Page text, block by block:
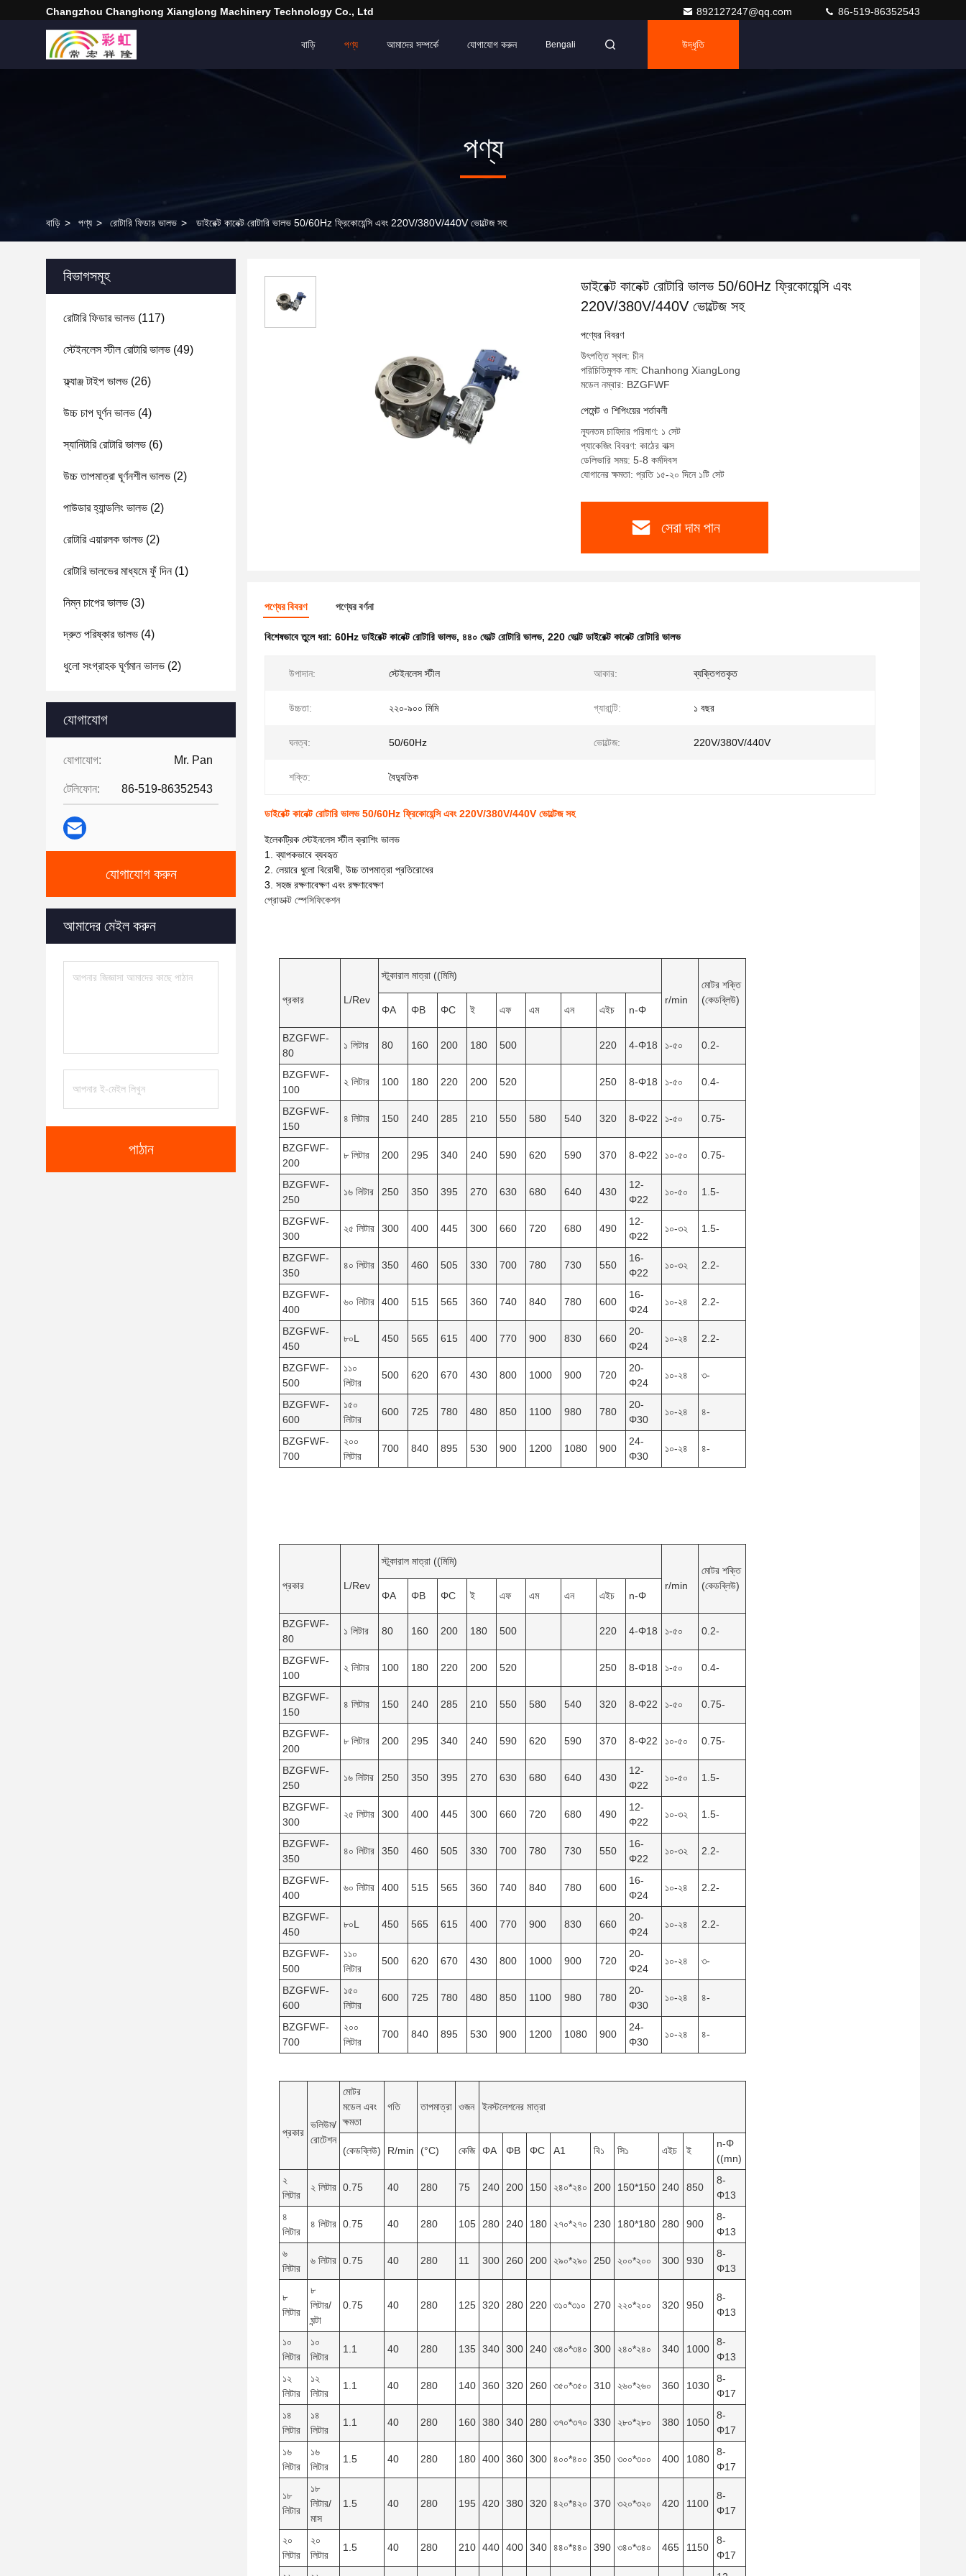
Changzhou Changhong Xianglong Machinery Technology Co., Ltd 892127247@qq.com 86-519-86352543
বাড়ি পণ্য আমাদের সম্পর্কে যোগাযোগ করুন Bengali উদ্ধৃতি
পণ্য
বাড়ি > পণ্য > রোটারি ফিডার ভালভ > ডাইরেক্ট কানেক্ট রোটারি ভালভ 50/60Hz ফ্রিকোয়েন্সি এবং 220V/380V/440V ভোল্টেজ সহ
বিভাগসমূহ
রোটারি ফিডার ভালভ (117)
স্টেইনলেস স্টীল রোটারি ভালভ (49)
ফ্ল্যাঞ্জ টাইপ ভালভ (26)
উচ্চ চাপ ঘূর্ণন ভালভ (4)
স্যানিটারি রোটারি ভালভ (6)
উচ্চ তাপমাত্রা ঘূর্ণনশীল ভালভ (2)
পাউডার হ্যান্ডলিং ভালভ (2)
রোটারি এয়ারলক ভালভ (2)
রোটারি ভালভের মাধ্যমে ফুঁ দিন(1)
নিম্ন চাপের ভালভ (3)
দ্রুত পরিষ্কার ভালভ (4)
ধুলো সংগ্রাহক ঘূর্ণমান ভালভ (2)
যোগাযোগ
যোগাযোগ: Mr. Pan
টেলিফোন: 86-519-86352543
যোগাযোগ করুন
আমাদের মেইল ​​করুন
পাঠান
ডাইরেক্ট কানেক্ট রোটারি ভালভ 50/60Hz ফ্রিকোয়েন্সি এবং
220V/380V/440V ভোল্টেজ সহ
পণ্যের বিবরণ
উৎপত্তি স্থল: চীন
পরিচিতিমুলক নাম: Chanhong XiangLong
মডেল নম্বার: BZGFWF
পেমেন্ট ও শিপিংয়ের শর্তাবলী
ন্যূনতম চাহিদার পরিমাণ: ১ সেট
প্যাকেজিং বিবরণ: কাঠের বাক্স
ডেলিভারি সময়: 5-8 কর্মদিবস
যোগানের ক্ষমতা: প্রতি ১৫-২০ দিনে ১টি সেট
সেরা দাম পান
পণ্যের বিবরণ পণ্যের বর্ণনা
বিশেষভাবে তুলে ধরা: 60Hz ডাইরেক্ট কানেক্ট রোটারি ভালভ, ৪৪০ ভোল্ট রোটারি ভালভ, 220 ভোল্ট ডাইরেক্ট কানেক্ট রোটারি ভালভ
উপাদান: স্টেইনলেস স্টীল আকার: ব্যক্তিগতকৃত
উচ্চতা: ২২০-৯০০ মিমি গ্যারান্টি: ১ বছর
ঘনত্ব: 50/60Hz ভোল্টেজ: 220V/380V/440V
শক্তি: বৈদ্যুতিক
ডাইরেক্ট কানেক্ট রোটারি ভালভ 50/60Hz ফ্রিকোয়েন্সি এবং 220V/380V/440V ভোল্টেজ সহ
ইলেকট্রিক স্টেইনলেস স্টীল ক্রাশিং ভালভ
1. ব্যাপকভাবে ব্যবহৃত
2. লেয়ারে ধুলো বিরোধী, উচ্চ তাপমাত্রা প্রতিরোধের
3. সহজ রক্ষণাবেক্ষণ এবং রক্ষণাবেক্ষণ
প্রোডাক্ট স্পেসিফিকেশন
প্রকার L/Rev
স্টুকারাল মাত্রা ((মিমি)
r/min
মোটর শক্তি
(কেডব্লিউ)
ΦA
ΦB ΦC ই এফ এম এন এইচ n-Φ
BZGFWF-
80
১ লিটার 80 160 200 180 500 220 4-Φ18 ১-৫০ 0.2-
BZGFWF-
100
২ লিটার 100 180 220 200 520 250 8-Φ18 ১-৫০ 0.4-
BZGFWF-
150
৪ লিটার 150 240 285 210 550 580 540 320 8-Φ22 ১-৫০ 0.75-
BZGFWF-
200
৮ লিটার 200 295 340 240 590 620 590 370 8-Φ22 ১০-৫০ 0.75-
BZGFWF-
250
১৬ লিটার 250 350 395 270 630 680 640 430
12-
Φ22
১০-৫০ 1.5-
BZGFWF-
300
২৫ লিটার 300 400 445 300 660 720 680 490
12-
Φ22
১০-৩২ 1.5-
BZGFWF-
350
৪০ লিটার 350 460 505 330 700 780 730 550
16-
Φ22
১০-৩২ 2.2-
BZGFWF-
400
৬০ লিটার 400 515 565 360 740 840 780 600
16-
Φ24
১০-২৪ 2.2-
BZGFWF-
450
৮০L 450 565 615 400 770 900 830 660
20-
Φ24
১০-২৪ 2.2-
BZGFWF-
500
১১০
লিটার
500 620 670 430 800 1000 900 720
20-
Φ24
১০-২৪ ৩-
BZGFWF-
600
১৫০
লিটার
600 725 780 480 850 1100 980 780
20-
Φ30
১০-২৪ ৪-
BZGFWF-
700
২০০
লিটার
700 840 895 530 900 1200 1080 900
24-
Φ30
১০-২৪ ৪-
প্রকার L/Rev
স্টুকারাল মাত্রা ((মিমি)
r/min
মোটর শক্তি
(কেডব্লিউ)
ΦA
ΦB ΦC ই এফ এম এন এইচ n-Φ
BZGFWF-
80
১ লিটার 80 160 200 180 500 220 4-Φ18 ১-৫০ 0.2-
BZGFWF-
100
২ লিটার 100 180 220 200 520 250 8-Φ18 ১-৫০ 0.4-
BZGFWF-
150
৪ লিটার 150 240 285 210 550 580 540 320 8-Φ22 ১-৫০ 0.75-
BZGFWF-
200
৮ লিটার 200 295 340 240 590 620 590 370 8-Φ22 ১০-৫০ 0.75-
BZGFWF-
250
১৬ লিটার 250 350 395 270 630 680 640 430
12-
Φ22
১০-৫০ 1.5-
BZGFWF-
300
২৫ লিটার 300 400 445 300 660 720 680 490
12-
Φ22
১০-৩২ 1.5-
BZGFWF-
350
৪০ লিটার 350 460 505 330 700 780 730 550
16-
Φ22
১০-৩২ 2.2-
BZGFWF-
400
৬০ লিটার 400 515 565 360 740 840 780 600
16-
Φ24
১০-২৪ 2.2-
BZGFWF-
450
৮০L 450 565 615 400 770 900 830 660
20-
Φ24
১০-২৪ 2.2-
BZGFWF-
500
১১০
লিটার
500 620 670 430 800 1000 900 720
20-
Φ24
১০-২৪ ৩-
BZGFWF-
600
১৫০
লিটার
600 725 780 480 850 1100 980 780
20-
Φ30
১০-২৪ ৪-
BZGFWF-
700
২০০
লিটার
700 840 895 530 900 1200 1080 900
24-
Φ30
১০-২৪ ৪-
প্রকার
ভলিউম/
রোটেশন
মোটর
মডেল এবং
ক্ষমতা
গতি তাপমাত্রা ওজন ইনস্টলেশনের মাত্রা
(কেডব্লিউ) R/min (°C) কেজি ΦA ΦB ΦC A1 বি১ সি১ এইচ ই
n-Φ
((mn)
২
লিটার
২ লিটার 0.75 40 280 75 240 200 150 ২৪০*২৪০ 200 150*150 240 850
8-
Φ13
৪
লিটার
৪ লিটার 0.75 40 280 105 280 240 180 ২৭০*২৭০ 230 180*180 280 900
8-
Φ13
৬
লিটার
৬ লিটার 0.75 40 280 11 300 260 200 ২৯০*২৯০ 250 ২০০*২০০ 300 930
8-
Φ13
৮
লিটার
৮
লিটার/
ঘন্টা
0.75 40 280 125 320 280 220 ৩১০*৩১০ 270 ২২০*২০০ 320 950
8-
Φ13
১০
লিটার
১০
লিটার
1.1 40 280 135 340 300 240 ৩৪০*৩৪০ 300 ২৪০*২৪০ 340 1000
8-
Φ13
১২
লিটার
১২
লিটার
1.1 40 280 140 360 320 260 ৩৫০*৩৫০ 310 ২৬০*২৬০ 360 1030
8-
Φ17
১৪
লিটার
১৪
লিটার
1.1 40 280 160 380 340 280 ৩৭০*৩৭০ 330 ২৮০*২৮০ 380 1050
8-
Φ17
১৬
লিটার
১৬
লিটার
1.5 40 280 180 400 360 300 ৪০০*৪০০ 350 ৩০০*৩০০ 400 1080
8-
Φ17
১৮
লিটার
১৮
লিটার/
মাস
1.5 40 280 195 420 380 320 ৪২০*৪২০ 370 ৩২০*৩২০ 420 1100
8-
Φ17
২০
লিটার
২০
লিটার
1.5 40 280 210 440 400 340 ৪৪০*৪৪০ 390 ৩৪০*৩৪০ 465 1150
8-
Φ17